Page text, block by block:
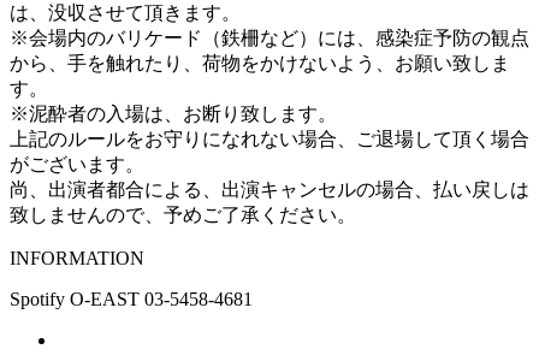
は、没収させて頂きます。
※会場内のバリケード（鉄柵など）には、感染症予防の観点
から、手を触れたり、荷物をかけないよう、お願い致しま
す。
※泥酔者の入場は、お断り致します。
上記のルールをお守りになれない場合、ご退場して頂く場合
がございます。
尚、出演者都合による、出演キャンセルの場合、払い戻しは
致しませんので、予めご了承ください。
INFORMATION
Spotify O-EAST 03-5458-4681